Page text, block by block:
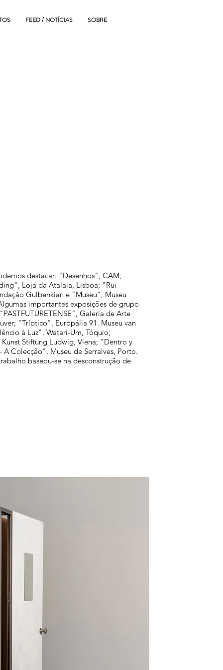
FEED / NOTÍCIAS SOBRE
destacar: "Desenhos", CAM,
Loja da Atalaia, Lisboa; "Rui
Gulbenkian e "Museu", Museu
importantes exposições de grupo
Galeria de Arte
"Tríptico", Europália 91. Museu van
à Luz", Watari-Um, Tóquio;
Stiftung Ludwig, Viena; "Dentro y
A Colecção", Museu de Serralves, Porto.
baseou-se na desconstrução de